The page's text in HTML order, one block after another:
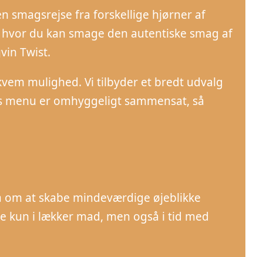
smagsrejse fra forskellige hjørner af
du kan smage den autentiske smag af
Twist.
mulighed. Vi tilbyder et bredt udvalg
er omhyggeligt sammensat, så
om at skabe mindeværdige øjeblikke
kun i lækker mad, men også i tid med